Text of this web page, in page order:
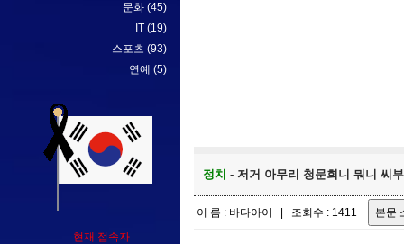
문화 (45)
IT (19)
스포츠 (93)
연예 (5)
현재 접속자
정치 - 저거 아무리 청문회니 뭐니 씨
이 름 : 바다아이 | 조회수 : 1411